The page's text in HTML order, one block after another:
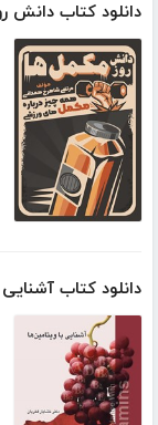
دانلود کتاب دانش
دانلود کتاب آشنایی